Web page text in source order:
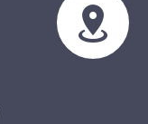

